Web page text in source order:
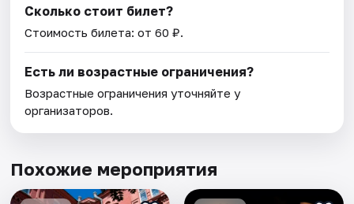
Сколько стоит билет?
Стоимость билета: от 60 ₽.
Есть ли возрастные ограничения?
Возрастные ограничения уточняйте у
организаторов.
Похожие мероприятия